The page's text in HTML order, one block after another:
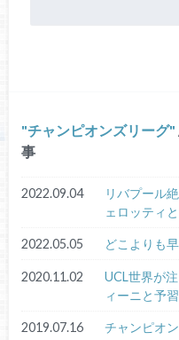
チャンピオンズリーグ
事
2022.09.04
リバプール
ェロッティ
2022.05.05 どこよりも
2020.11.02
UCL世界が
ィーニと予
2019.07.16
チャンピオ